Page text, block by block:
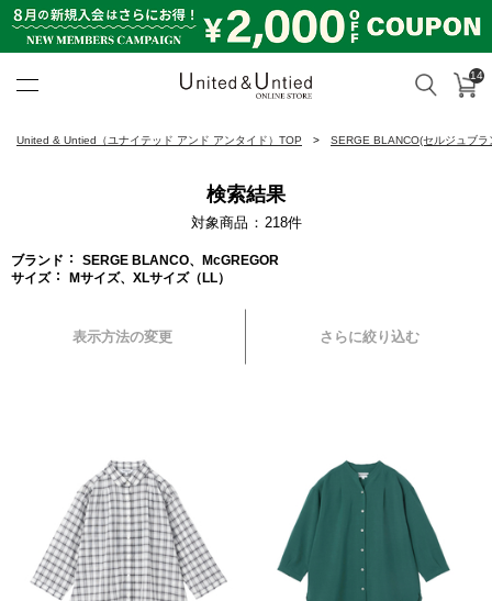
検索 カ
14
United & Untied（ユナイテッド アンド アンタイド）TOP SERGE BLANCO(セルジュブ
検索結果
対象商品 218件
ブランド
SERGE BLANCO、McGREGOR
サイズ
Mサイズ、XLサイズ（LL）
表示方法の変更 さらに絞り込む